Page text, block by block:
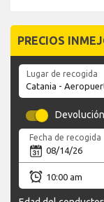
PRECIOS
Lugar de recogida
Fecha de recogida